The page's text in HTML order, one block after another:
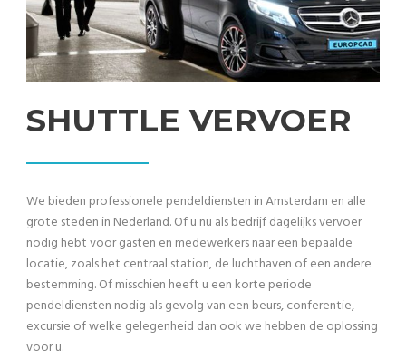
SHUTTLE VERVOER
We bieden professionele pendeldiensten in Amsterdam en alle
grote steden in Nederland. Of u nu als bedrijf dagelijks vervoer
nodig hebt voor gasten en medewerkers naar een bepaalde
locatie, zoals het centraal station, de luchthaven of een andere
bestemming. Of misschien heeft u een korte periode
pendeldiensten nodig als gevolg van een beurs, conferentie,
excursie of welke gelegenheid dan ook we hebben de oplossing
voor u.